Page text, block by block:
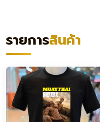
รายการสินค้า